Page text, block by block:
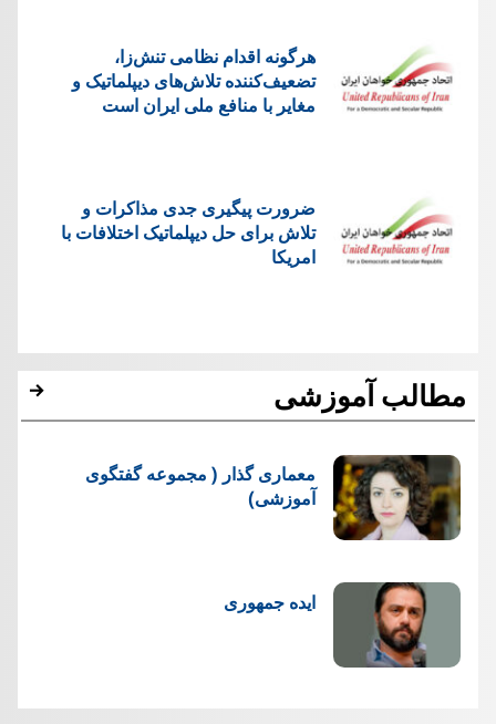
هرگونه اقدام نظامی تنش‌زا،
تضعیف‌کننده تلاش‌های دیپلماتیک و
مغایر با منافع ملی ایران است
ضرورت پیگیری جدی مذاکرات و
تلاش برای حل دیپلماتیک اختلافات با
امریکا
مطالب آموزشی
معماری گذار ( مجموعه گفتگوی
آموزشی)
ایده جمهوری